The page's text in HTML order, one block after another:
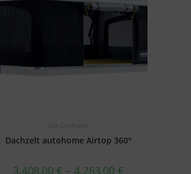
Alle Dachzelte
Dachzelt autohome Airtop 360°
3.408,00 € – 4.263,00 €